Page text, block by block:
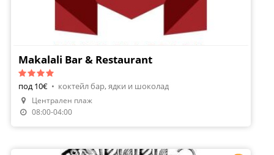
Makalali Bar & Restaurant
под 10€ • коктейл бар, ядки и шоколад
Централен плаж
08:00-04:00